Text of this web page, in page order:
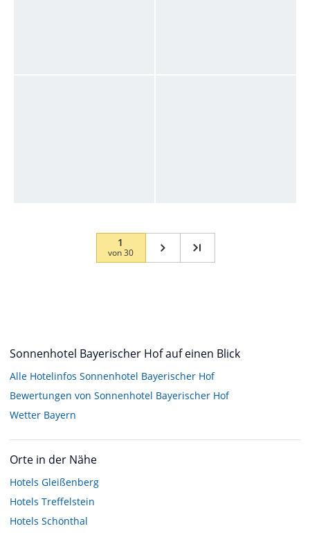
1
von30
Sonnenhotel Bayerischer Hof auf einen Blick
Alle Hotelinfos Sonnenhotel Bayerischer Hof
Bewertungen von Sonnenhotel Bayerischer Hof
Wetter Bayern
Orte in der Nähe
Hotels Gleißenberg
Hotels Treffelstein
Hotels Schönthal